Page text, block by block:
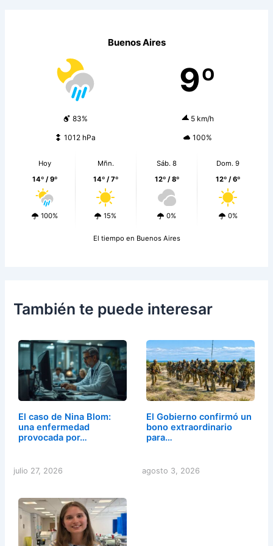
Buenos Aires
9º
83% 5 km/h
1012 hPa 100%
Hoy
14º / 9º
100%
Mñn.
14º / 7º
15%
Sáb. 8
12º / 8º
0%
Dom. 9
12º / 6º
0%
El tiempo en Buenos Aires
También te puede interesar
El caso de Nina Blom:
una enfermedad
provocada por…
julio 27, 2026
El Gobierno confirmó un
bono extraordinario
para…
agosto 3, 2026